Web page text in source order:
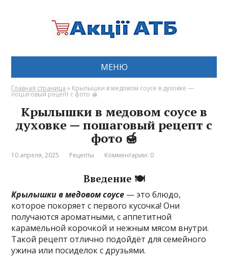
МЕНЮ
Главная страница » Крылышки в медовом соусе в духовке —
пошаговый рецепт с фото 🍯
Крылышки в медовом соусе в
духовке — пошаговый рецепт с
фото 🍯
10 апреля, 2025 Рецепты Комментарии: 0
Введение 🍽️
Крылышки в медовом соусе — это блюдо,
которое покоряет с первого кусочка! Они
получаются ароматными, с аппетитной
карамельной корочкой и нежным мясом внутри.
Такой рецепт отлично подойдёт для семейного
ужина или посиделок с друзьями.